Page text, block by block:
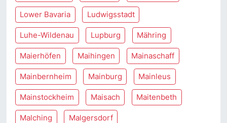
Lower Bavaria Ludwigsstadt
Luhe-Wildenau Lupburg Mähring
Maierhöfen Maihingen Mainaschaff
Mainbernheim Mainburg Mainleus
Mainstockheim Maisach Maitenbeth
Malching Malgersdorf